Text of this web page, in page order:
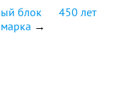
блок
450 лет
→